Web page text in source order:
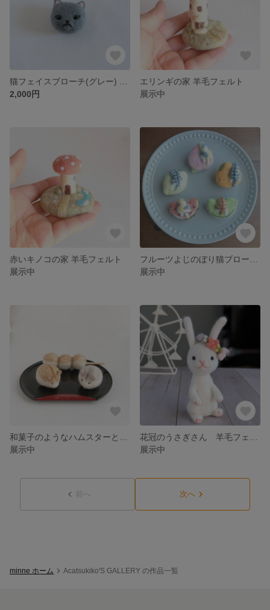
2,000円
エリンギの家 羊毛フェルト
展示中
赤いキノコの家 羊毛フェルト
展示中
展示中
展示中
展示中
前へ 次へ
minne ホーム Acatsukiko'S GALLERY の作品一覧